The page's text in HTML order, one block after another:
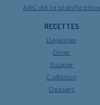
ABC de la planification
RECETTES
Déjeuner
Dîner
Souper
Collation
Dessert